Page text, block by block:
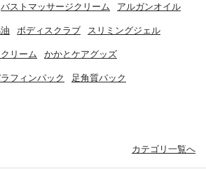
バストマッサージクリーム アルガンオイル
ボディスクラブ スリミングジェル
リーム かかとケアグッズ
フィンパック 足角質パック
カテゴリ一覧へ